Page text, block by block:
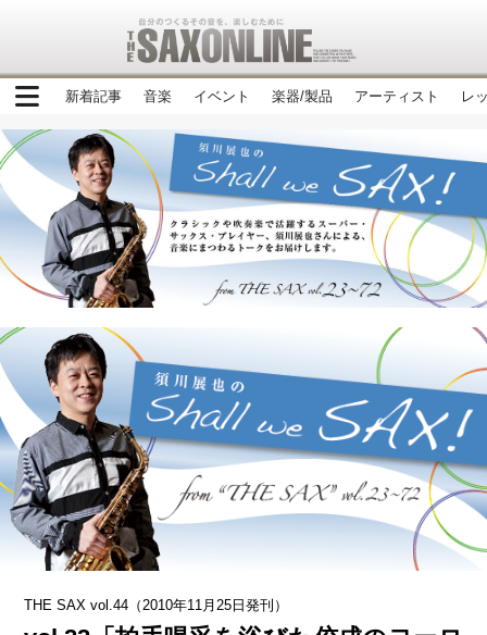
新着記事 音楽 イベント 楽器/製品 アーティスト レ
THE SAX vol.44（2010年11月25日発刊）